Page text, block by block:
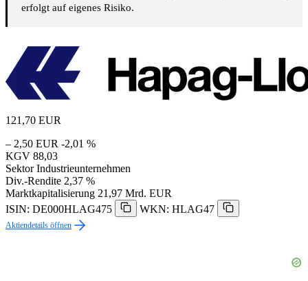
erfolgt auf eigenes Risiko.
121,70 EUR
– 2,50 EUR -2,01 %
KGV 88,03
Sektor Industrieunternehmen
Div.-Rendite 2,37 %
Marktkapitalisierung 21,97 Mrd. EUR
ISIN: DE000HLAG475
WKN: HLAG47
Aktiendetails öffnen